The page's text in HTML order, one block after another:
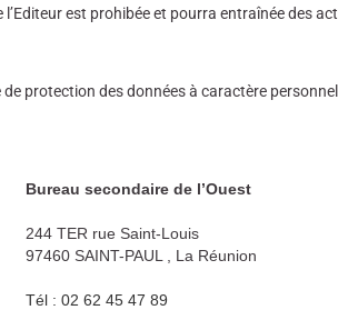
est prohibée et pourra entraînée des
protection des données à caractère
Bureau secondaire de l’Ouest
244 TER rue Saint-Louis
97460 SAINT-PAUL , La Réunion
Tél : 02 62 45 47 89